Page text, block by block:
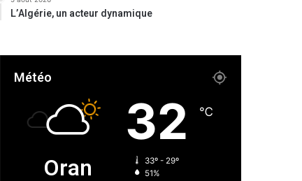
L’Algérie, un acteur dynamique
Météo
Oran
32 ℃
33º - 29º
51%